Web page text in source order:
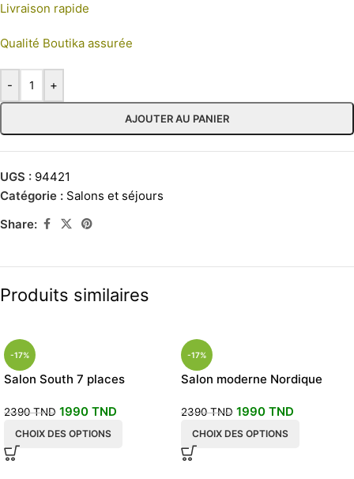
Livraison rapide
Qualité Boutika assurée
- +
AJOUTER AU PANIER
UGS : 94421
Catégorie : Salons et séjours
Share:
Produits similaires
-17%
Salon South 7 places
2390TND 1990 TND
CHOIX DES OPTIONS
-17%
Salon moderne Nordique
2390TND 1990 TND
CHOIX DES OPTIONS